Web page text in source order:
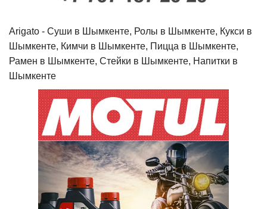
Arigato - Cуши в Шымкенте, Ролы в Шымкенте, Кукси в
Шымкенте, Кимчи в Шымкенте, Пицца в Шымкенте,
Рамен в Шымкенте, Стейки в Шымкенте, Напитки в
Шымкенте